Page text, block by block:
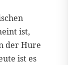
ist,
der Hure
ist es